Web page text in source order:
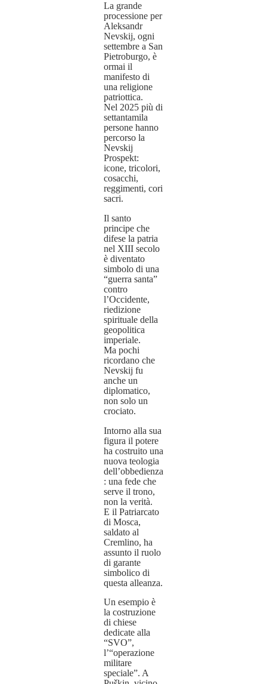
La grande
processione per
Aleksandr
Nevskij, ogni
settembre a San
Pietroburgo, è
ormai il
manifesto di
una religione
patriottica.
Nel 2025 più di
settantamila
persone hanno
percorso la
Nevskij
Prospekt:
icone, tricolori,
cosacchi,
reggimenti, cori
sacri.
Il santo
principe che
difese la patria
nel XIII secolo
è diventato
simbolo di una
“guerra santa”
contro
l’Occidente,
riedizione
spirituale della
geopolitica
imperiale.
Ma pochi
ricordano che
Nevskij fu
anche un
diplomatico,
non solo un
crociato.
Intorno alla sua
figura il potere
ha costruito una
nuova teologia
dell’obbedienza
: una fede che
serve il trono,
non la verità.
E il Patriarcato
di Mosca,
saldato al
Cremlino, ha
assunto il ruolo
di garante
simbolico di
questa alleanza.
Un esempio è
la costruzione
di chiese
dedicate alla
“SVO”,
l’“operazione
militare
speciale”. A